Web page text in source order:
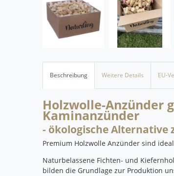
Beschreibung Weitere Details EU-
Holzwolle-Anzünder
Kaminanzünder
- ökologische Alternative
Premium Holzwolle Anzünder sind
Naturbelassene Fichten- und
bilden die Grundlage zur Produktion